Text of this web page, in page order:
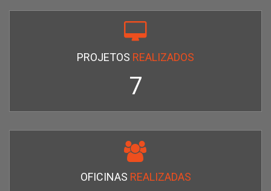
PROJETOS REALIZADOS
7
OFICINAS REALIZADAS